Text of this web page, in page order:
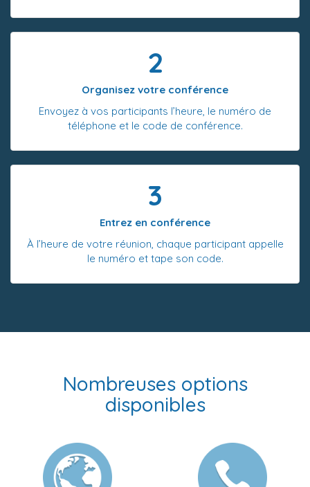
2
Organisez votre conférence
Envoyez à vos participants l’heure, le numéro de
téléphone et le code de conférence.
3
Entrez en conférence
À l’heure de votre réunion, chaque participant appelle
le numéro et tape son code.
Nombreuses options
disponibles